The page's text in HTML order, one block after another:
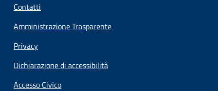
Contatti
Amministrazione Trasparente
Privacy
Dichiarazione di accessibilità
Accesso Civico